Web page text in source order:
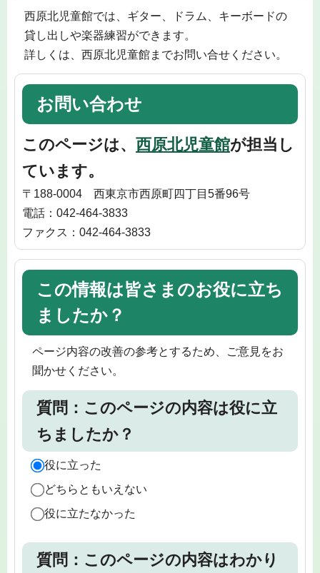
西原北児童館では、ギター、ドラム、キーボードの
貸し出しや楽器練習ができます。
詳しくは、西原北児童館までお問い合せください。
お問い合わせ
このページは、 西原北児童館が担当し
ています。
〒188-0004 西東京市西原町四丁目5番96号
電話：042-464-3833
ファクス：042-464-3833
この情報は皆さまのお役に立ち
ましたか？
ページ内容の改善の参考とするため、ご意見をお
聞かせください。
質問：このページの内容は役に立
ちましたか？
役に立った
どちらともいえない
役に立たなかった
質問：このページの内容はわかり